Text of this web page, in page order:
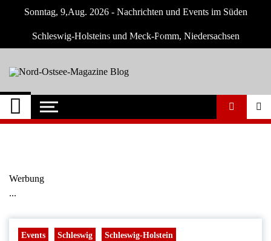
Sonntag, 9,Aug. 2026 - Nachrichten und Events im Süden
Schleswig-Holsteins und Meck-Pomm, Niedersachsen
Nord-Ostsee-
Magazine Blog
Der Blog der Nord-Ostsee Magazine
Werbung
...
Events Schleswig Schleswig-Holstein